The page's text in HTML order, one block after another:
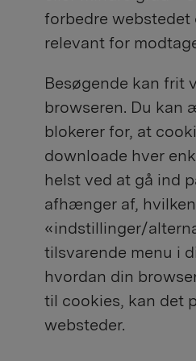
forbedre webstedet
relevant for
Besøgende kan frit
browseren. Du kan
blokerer for, at
downloade hver
helst ved at gå ind
afhænger af,
«indstillinger/
tilsvarende menu i
hvordan din
til cookies, kan det
websteder.